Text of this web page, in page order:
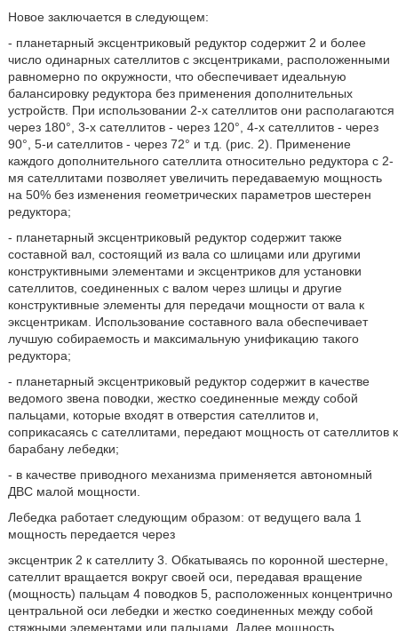
Новое заключается в следующем:
- планетарный эксцентриковый редуктор содержит 2 и более
число одинарных сателлитов с эксцентриками, расположенными
равномерно по окружности, что обеспечивает идеальную
балансировку редуктора без применения дополнительных
устройств. При использовании 2-х сателлитов они располагаются
через 180°, 3-х сателлитов - через 120°, 4-х сателлитов - через
90°, 5-и сателлитов - через 72° и т.д. (рис. 2). Применение
каждого дополнительного сателлита относительно редуктора с 2-
мя сателлитами позволяет увеличить передаваемую мощность
на 50% без изменения геометрических параметров шестерен
редуктора;
- планетарный эксцентриковый редуктор содержит также
составной вал, состоящий из вала со шлицами или другими
конструктивными элементами и эксцентриков для установки
сателлитов, соединенных с валом через шлицы и другие
конструктивные элементы для передачи мощности от вала к
эксцентрикам. Использование составного вала обеспечивает
лучшую собираемость и максимальную унификацию такого
редуктора;
- планетарный эксцентриковый редуктор содержит в качестве
ведомого звена поводки, жестко соединенные между собой
пальцами, которые входят в отверстия сателлитов и,
соприкасаясь с сателлитами, передают мощность от сателлитов к
барабану лебедки;
- в качестве приводного механизма применяется автономный
ДВС малой мощности.
Лебедка работает следующим образом: от ведущего вала 1
мощность передается через
эксцентрик 2 к сателлиту 3. Обкатываясь по коронной шестерне,
сателлит вращается вокруг своей оси, передавая вращение
(мощность) пальцам 4 поводков 5, расположенных концентрично
центральной оси лебедки и жестко соединенных между собой
стяжными элементами или пальцами. Далее мощность